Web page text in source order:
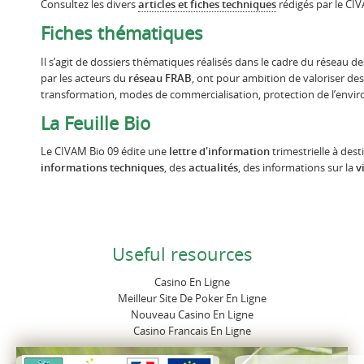
Consultez les diversarticles et fiches techniques rédigés par le
Fiches thématiques
Il s’agit de dossiers thématiques réalisés dans le cadre du réseau
par les acteurs du réseau FRAB , ont pour ambition de valoriser
transformation, modes de commercialisation, protection de
La Feuille Bio
Le CIVAM Bio 09 édite une lettre d'informationtrimestrielle à
informations techniques, desactualités, des informations sur la
Useful resources
Casino En Ligne
Meilleur Site De Poker En Ligne
Nouveau Casino En Ligne
Casino Francais En Ligne